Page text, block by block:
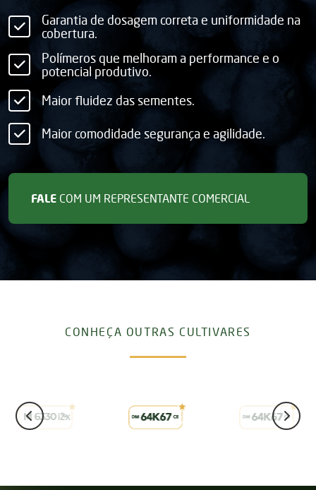
Garantia de dosagem correta e uniformidade na
cobertura.
Polímeros que melhoram a performance e o
potencial produtivo.
Maior fluidez das sementes.
Maior comodidade segurança e agilidade.
FALE COM UM REPRESENTANTE COMERCIAL
CONHEÇA OUTRAS CULTIVARES